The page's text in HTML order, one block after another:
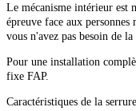
Le mécanisme intérieur est
épreuve face aux
vous n'avez pas besoin de
Pour une installation
fixe FAP.
Caractéristiques de la